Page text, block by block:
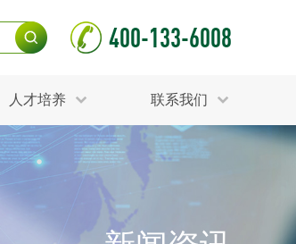
400-133-6008
人才培养 联系我们
声环境与振动检测
光伏检测